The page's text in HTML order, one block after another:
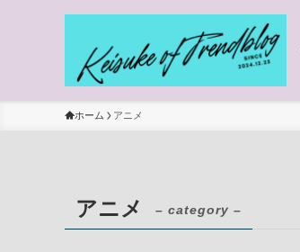
ホーム アニメ
アニメ – category –